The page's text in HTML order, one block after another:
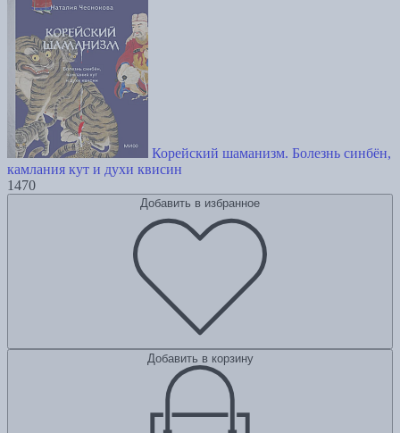
Корейский шаманизм. Болезнь синбён,
камлания кут и духи квисин
1470
Добавить в избранное
Добавить в корзину